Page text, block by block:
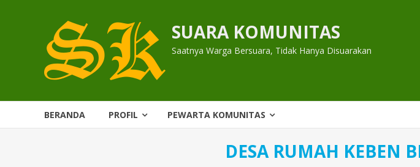
SUARA KOMUNITAS
Saatnya Warga Bersuara, Tidak Hanya Disuarakan
BERANDA PROFIL PEWARTA KOMUNITAS
DESA RUMAH KEBEN